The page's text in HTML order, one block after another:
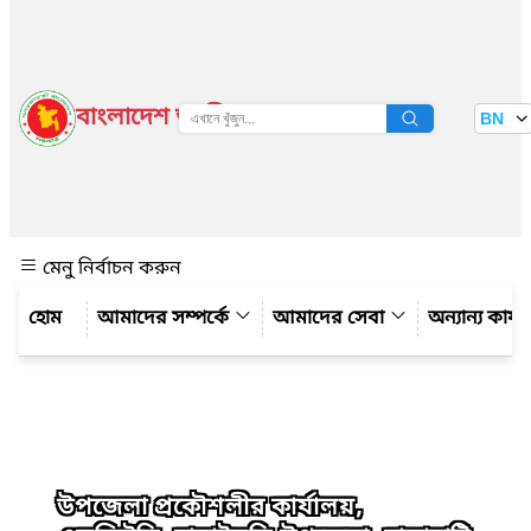
বাংলাদেশ জাতীয় তথ্য বাতায়ন BN
মেনু নির্বাচন করুন
আমাদের সম্পর্কে
আমাদের সেবা অন্যান্য
উপজেলা প্রকৌশলীর কার্যালয়,